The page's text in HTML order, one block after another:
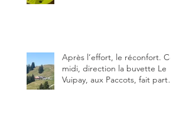
Après l’effort, le réconfort. Ce
midi, direction la buvette Le
Vuipay, aux Paccots, fait partie